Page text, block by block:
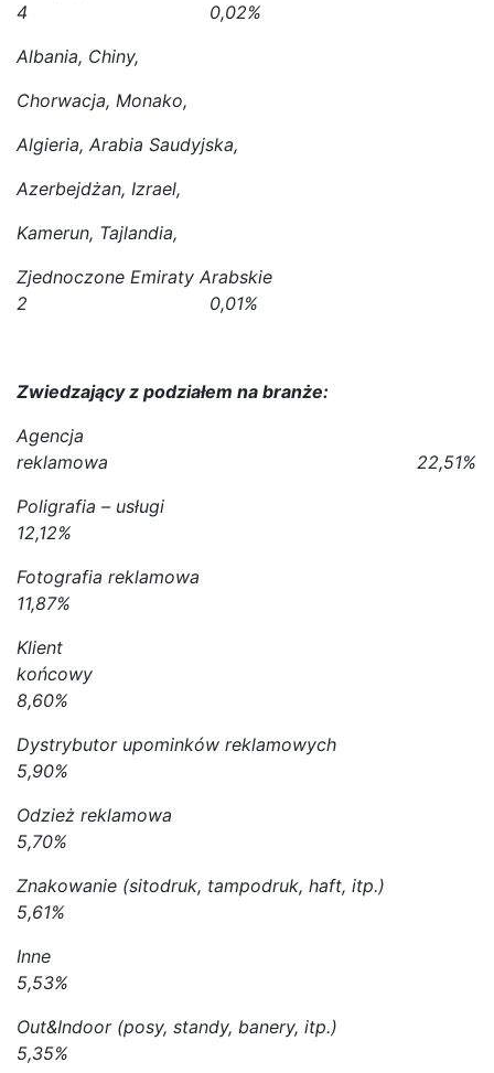
4 0,02%
Albania, Chiny,
Chorwacja, Monako,
Algieria, Arabia Saudyjska,
Azerbejdżan, Izrael,
Kamerun, Tajlandia,
Zjednoczone Emiraty Arabskie
2 0,01%
Zwiedzający z podziałem na branże:
Agencja
reklamowa 22,51%
Poligrafia – usługi
12,12%
Fotografia reklamowa
11,87%
Klient
końcowy
8,60%
Dystrybutor upominków reklamowych
5,90%
Odzież reklamowa
5,70%
Znakowanie (sitodruk, tampodruk, haft, itp.)
5,61%
Inne
5,53%
Out&Indoor (posy, standy, banery, itp.)
5,35%